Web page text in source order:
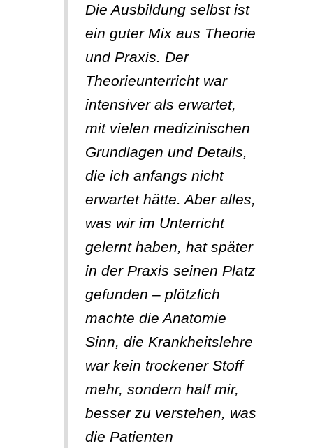
Die Ausbildung selbst ist
ein guter Mix aus Theorie
und Praxis. Der
Theorieunterricht war
intensiver als erwartet,
mit vielen medizinischen
Grundlagen und Details,
die ich anfangs nicht
erwartet hätte. Aber alles,
was wir im Unterricht
gelernt haben, hat später
in der Praxis seinen Platz
gefunden – plötzlich
machte die Anatomie
Sinn, die Krankheitslehre
war kein trockener Stoff
mehr, sondern half mir,
besser zu verstehen, was
die Patienten